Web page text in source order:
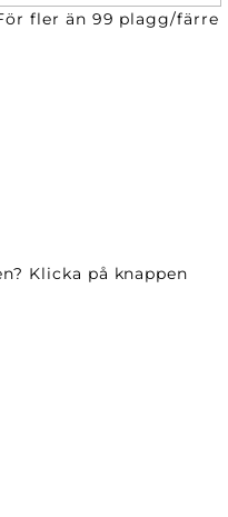
fler än 99 plagg/färre
Klicka på knappen